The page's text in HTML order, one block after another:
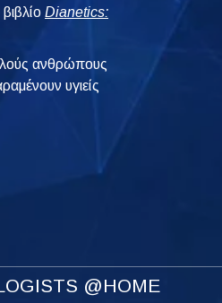
Dianetics:
ανθρώπους
υγιείς
@HOME